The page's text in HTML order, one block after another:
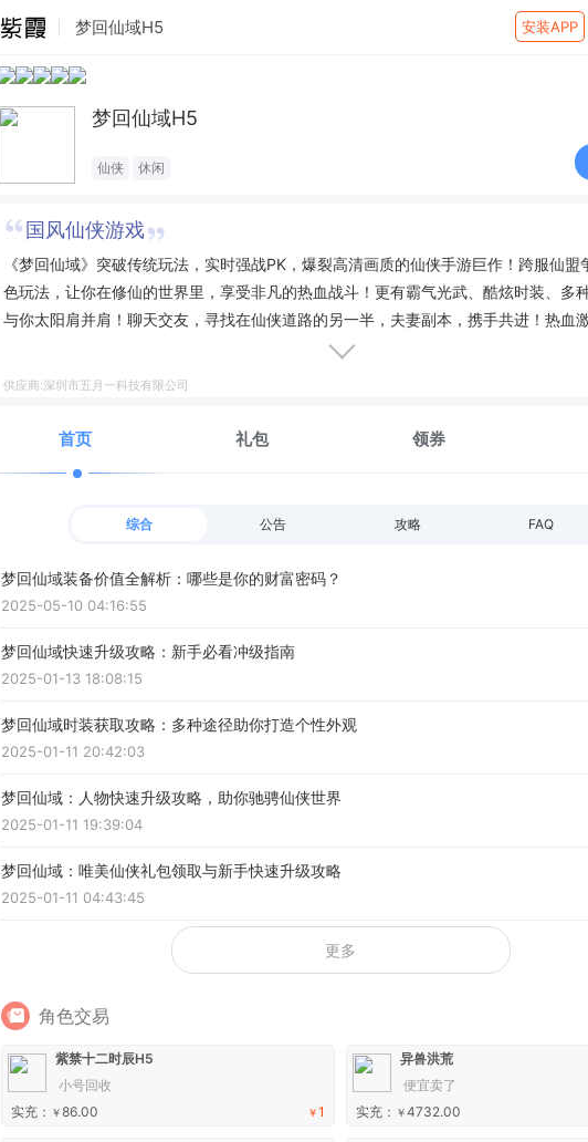
梦回仙域H5 安装APP
梦回仙域H5
仙侠 休闲
国风仙侠游戏
《梦回仙域》突破传统玩法，实时强战PK，爆裂高清画质的仙侠手游巨作！跨服仙盟
色玩法，让你在修仙的世界里，享受非凡的热血战斗！更有霸气光武、酷炫时装、多
与你太阳肩并肩！聊天交友，寻找在仙侠道路的另一半，夫妻副本，携手共进！热血
供应商:深圳市五月一科技有限公司
首页 礼包 领券
综合 公告 攻略 FAQ
梦回仙域装备价值全解析：哪些是你的财富密码？
2025-05-10 04:16:55
梦回仙域快速升级攻略：新手必看冲级指南
2025-01-13 18:08:15
梦回仙域时装获取攻略：多种途径助你打造个性外观
2025-01-11 20:42:03
梦回仙域：人物快速升级攻略，助你驰骋仙侠世界
2025-01-11 19:39:04
梦回仙域：唯美仙侠礼包领取与新手快速升级攻略
2025-01-11 04:43:45
更多
角色交易
紫禁十二时辰H5
小号回收
￥1
实充： ￥86.00
异兽洪荒
便宜卖了
实充： ￥4732.00